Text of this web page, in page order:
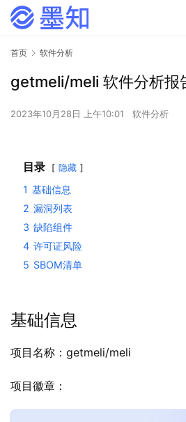
首页 软件分析
getmeli/meli 软件分析报
2023年10月28日 上午10:01 软件分析
目录 隐藏
1 基础信息
2 漏洞列表
3 缺陷组件
4 许可证风险
5 SBOM清单
基础信息
项目名称：getmeli/meli
项目徽章：